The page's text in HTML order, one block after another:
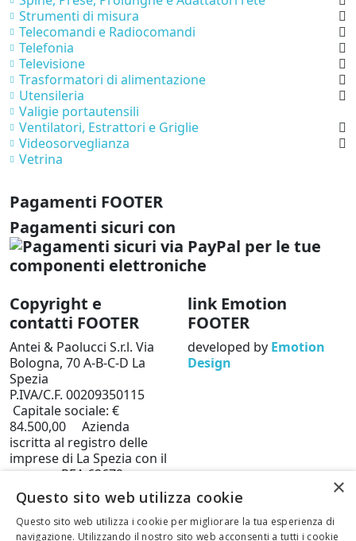
Strumenti di misura
Telecomandi e Radiocomandi
Telefonia
Televisione
Trasformatori di alimentazione
Utensileria
Valigie portautensili
Ventilatori, Estrattori e Griglie
Videosorveglianza
Vetrina
Pagamenti FOOTER
Pagamenti sicuri con
Copyright e
contatti FOOTER
Antei & Paolucci S.r.l. Via
Bologna, 70 A-B-C-D La
Spezia
P.IVA/C.F. 00209350115
Capitale sociale: €
84.500,00 Azienda
iscritta al registro delle
imprese di La Spezia con il
numero REA 62679
Privacy policy
Cookie
Policy
link Emotion
FOOTER
developed by Emotion
Design
×
Questo sito web utilizza cookie
Questo sito web utilizza i cookie per migliorare la tua esperienza di
navigazione. Utilizzando il nostro sito web acconsenti a tutti i cookie